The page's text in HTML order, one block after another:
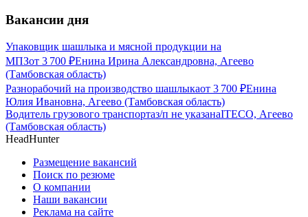
Вакансии дня
Упаковщик шашлыка и мясной продукции на
МПЗот 3 700 ₽Енина Ирина Александровна, Агеево
(Тамбовская область)
Разнорабочий на производство шашлыкаот 3 700 ₽Енина
Юлия Ивановна, Агеево (Тамбовская область)
Водитель грузового транспортаз/п не указанаITECO, Агеево
(Тамбовская область)
HeadHunter
Размещение вакансий
Поиск по резюме
О компании
Наши вакансии
Реклама на сайте